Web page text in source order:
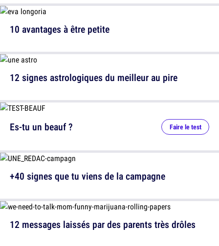
10 avantages à être petite
12 signes astrologiques du meilleur au pire
12 messages laissés par des parents très drôles
Es-tu un beauf ? Faire le test
+40 signes que tu viens de la campagne